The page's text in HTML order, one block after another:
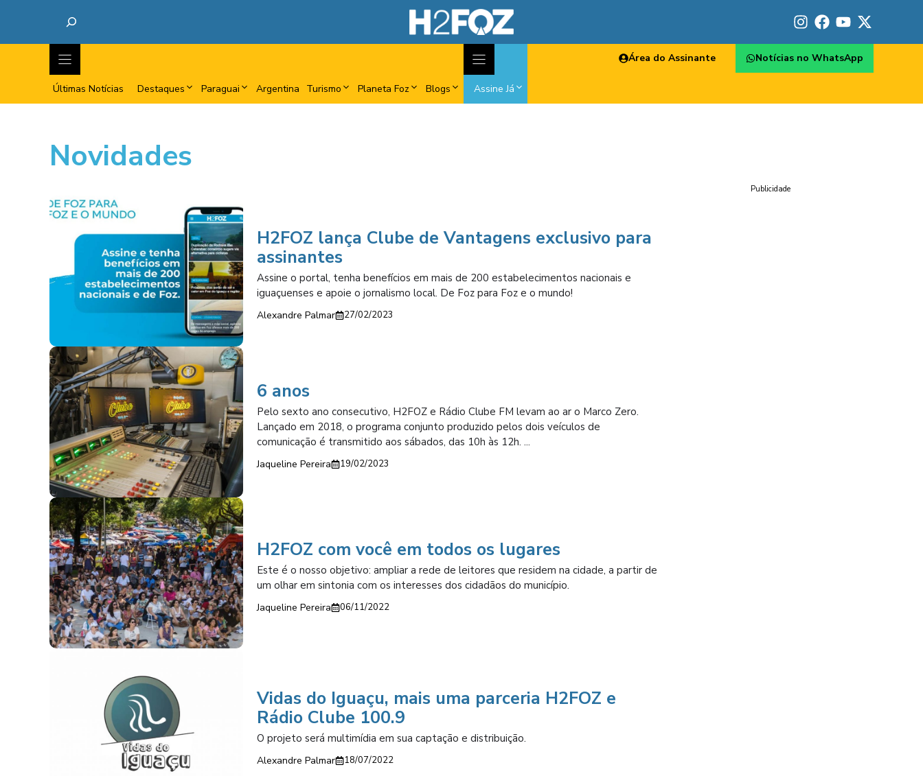
Últimas Notícias Destaques Paraguai Argentina Turismo Planeta Foz Blogs Assine Já
Área do Assinante Notícias no WhatsApp
Novidades
H2FOZ lança Clube de Vantagens exclusivo para
assinantes
Assine o portal, tenha benefícios em mais de 200 estabelecimentos nacionais e
iguaçuenses e apoie o jornalismo local. De Foz para Foz e o mundo!
Alexandre Palmar 27/02/2023
6 anos
Pelo sexto ano consecutivo, H2FOZ e Rádio Clube FM levam ao ar o Marco Zero.
Lançado em 2018, o programa conjunto produzido pelos dois veículos de
comunicação é transmitido aos sábados, das 10h às 12h. ...
Jaqueline Pereira 19/02/2023
H2FOZ com você em todos os lugares
Este é o nosso objetivo: ampliar a rede de leitores que residem na cidade, a partir de
um olhar em sintonia com os interesses dos cidadãos do município.
Jaqueline Pereira 06/11/2022
Vidas do Iguaçu, mais uma parceria H2FOZ e
Rádio Clube 100.9
O projeto será multimídia em sua captação e distribuição.
Alexandre Palmar 18/07/2022
Publicidade